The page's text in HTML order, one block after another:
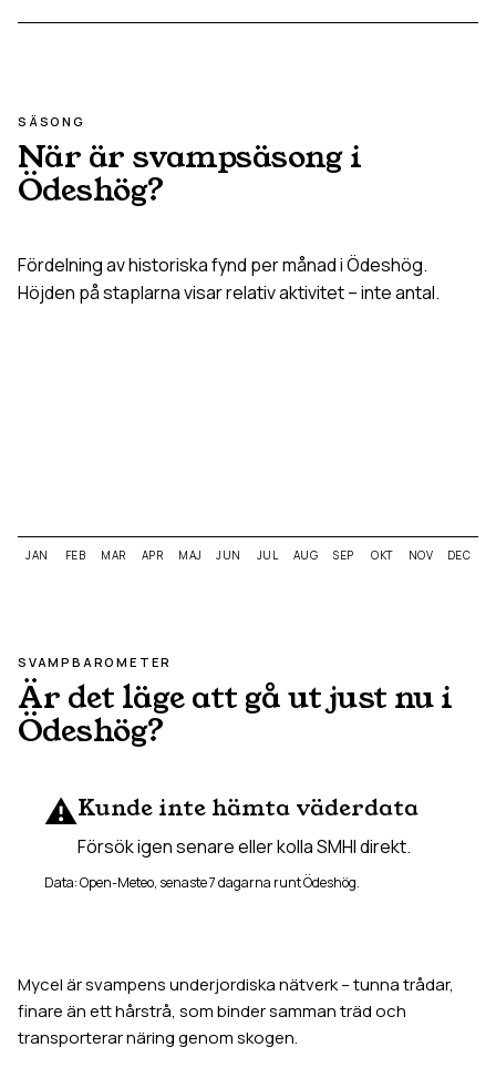
SÄSONG
När är svampsäsong i
Ödeshög?
Fördelning av historiska fynd per månad iÖdeshög.
Höjden på staplarna visar relativ aktivitet – inte antal.
JAN FEB MAR APR MAJ JUN JUL AUG SEP OKT NOV DEC
SVAMPBAROMETER
Är det läge att gå ut just nu i
Ödeshög?
⚠️Kunde inte hämta väderdata
Försök igen senare eller kolla SMHI direkt.
Data: Open-Meteo, senaste 7 dagarna runtÖdeshög.
Mycel är svampens underjordiska nätverk – tunna trådar,
finare än ett hårstrå, som binder samman träd och
transporterar näring genom skogen.